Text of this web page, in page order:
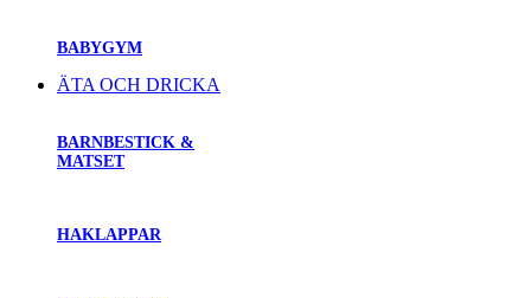
BABYGYM
ÄTA OCH DRICKA
BARNBESTICK &
MATSET
HAKLAPPAR